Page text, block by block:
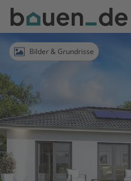
Bauen
Logo
AnmeldenBilder & Grundrisse